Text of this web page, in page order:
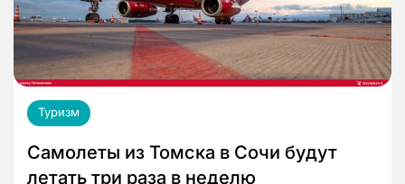
Туризм
Самолеты из Томска в Сочи будут
летать три раза в неделю